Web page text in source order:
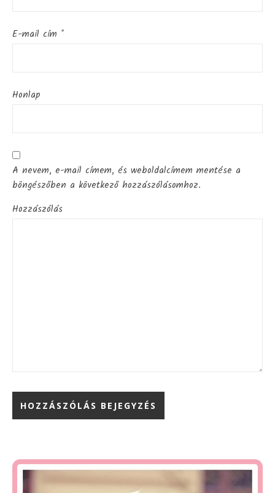
E-mail cím *
Honlap
A nevem, e-mail címem, és weboldalcímem mentése a
böngészőben a következő hozzászólásomhoz.
Hozzászólás